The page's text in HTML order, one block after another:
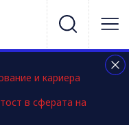
и кариера
в сферата на